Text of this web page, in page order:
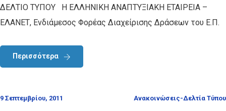
ΔΕΛΤΙΟ ΤΥΠΟΥ Η ΕΛΛΗΝΙΚΗ ΑΝΑΠΤΥΞΙΑΚΗ ΕΤΑΙΡΕΙΑ –
ΕΛΑΝΕΤ, Ενδιάμεσος Φορέας Διαχείρισης Δράσεων του Ε.Π.
Περισσότερα
9 Σεπτεμβρίου, 2011 Ανακοινώσεις-Δελτία Τύπου